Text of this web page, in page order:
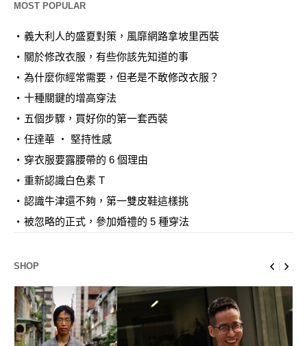
MOST POPULAR
義大利人的盛夏對策，風靡網路拿坡里西裝
關於修改衣服，有些你該先知道的事
為什麼你經常需要，但老是不敢修改衣服？
十種關鍵的增高穿法
五個步驟，買好你的第一套西裝
任達華 ‧ 堅持性感
穿衣服要露腰帶的 6 個理由
重新認識白色素 T
認識牛津還不夠，第一雙皮鞋這樣挑
被忽略的正式，參加婚禮的 5 種穿法
SHOP